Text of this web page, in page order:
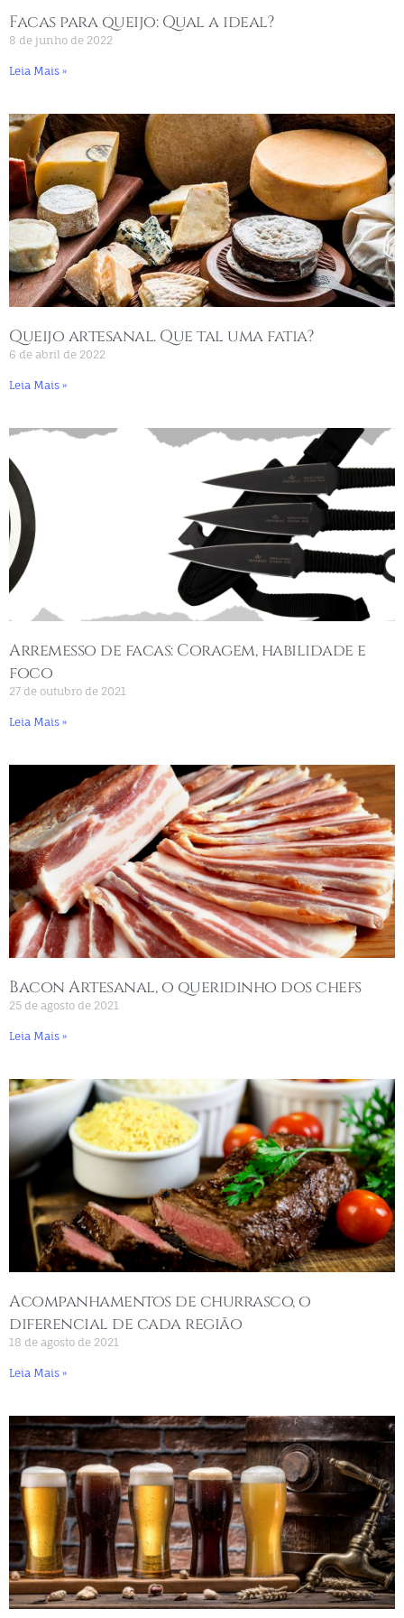
Facas para queijo: Qual a ideal?
8 de junho de 2022
Leia Mais »
Queijo artesanal. Que tal uma fatia?
6 de abril de 2022
Leia Mais »
Arremesso de facas: Coragem, habilidade e
foco
27 de outubro de 2021
Leia Mais »
Bacon Artesanal, o queridinho dos chefs
25 de agosto de 2021
Leia Mais »
Acompanhamentos de churrasco, o
diferencial de cada região
18 de agosto de 2021
Leia Mais »